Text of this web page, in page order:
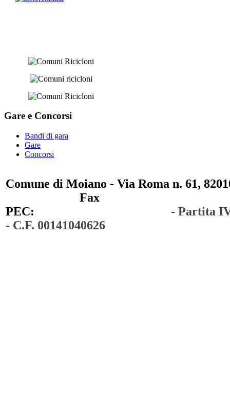
Gare e Concorsi
Bandi di gara
Gare
Concorsi
Comune di Moiano - Via Roma n. 61,
Fax
PEC:
- Partita
- C.F. 00141040626